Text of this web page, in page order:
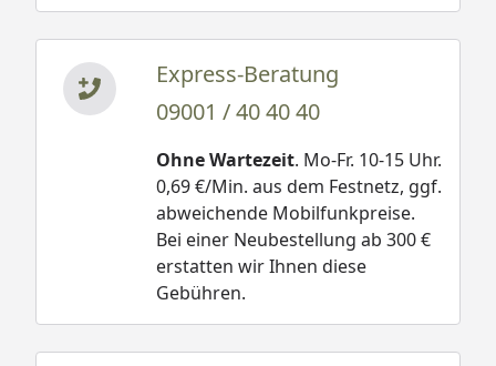
Express-Beratung
09001 / 40 40 40
Ohne Wartezeit. Mo-Fr. 10-15 Uhr.
0,69 €/Min. aus dem Festnetz, ggf.
abweichende Mobilfunkpreise.
Bei einer Neubestellung ab 300 €
erstatten wir Ihnen diese
Gebühren.